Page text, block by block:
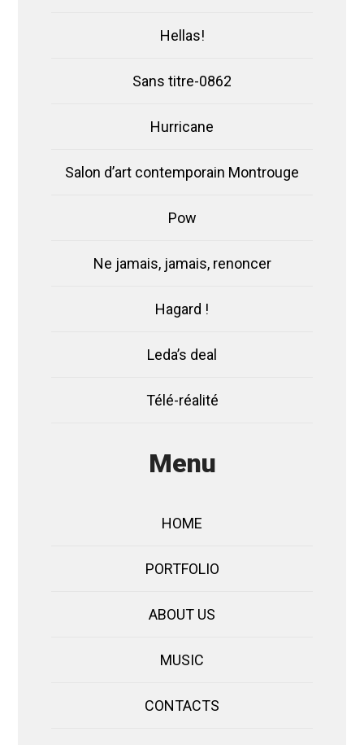
Hellas!
Sans titre-0862
Hurricane
Salon d’art contemporain Montrouge
Pow
Ne jamais, jamais, renoncer
Hagard !
Leda’s deal
Télé-réalité
Menu
HOME
PORTFOLIO
ABOUT US
MUSIC
CONTACTS